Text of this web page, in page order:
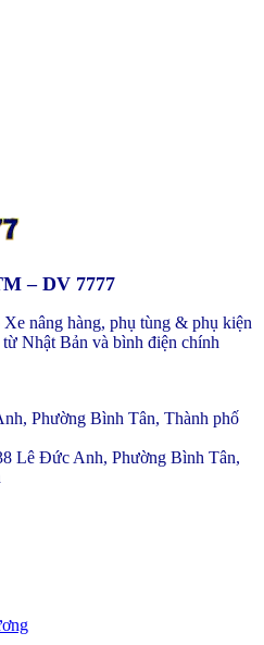
– DV 7777
nâng hàng, phụ tùng & phụ kiện
Nhật Bản và bình điện chính
Phường Bình Tân, Thành phố
Lê Đức Anh, Phường Bình Tân,